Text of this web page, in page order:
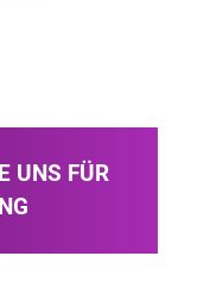
UNS FÜR